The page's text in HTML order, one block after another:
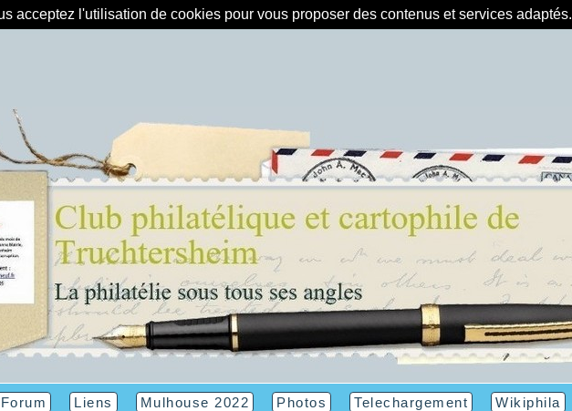
acceptez l'utilisation de cookies pour vous proposer des contenus et services adaptés.
Forum Liens Mulhouse 2022 Photos Telechargement Wikiphila